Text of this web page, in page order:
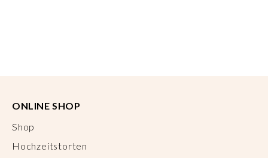
ONLINE SHOP
Shop
Hochzeitstorten